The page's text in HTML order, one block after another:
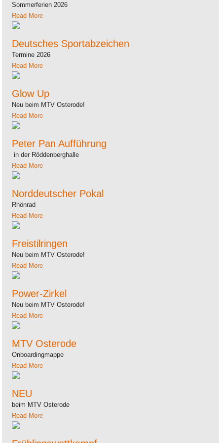
Sommerferien 2026
Read More
Deutsches Sportabzeichen
Termine 2026
Read More
Glow Up
Neu beim MTV Osterode!
Read More
Peter Pan Aufführung
in der Röddenberghalle
Read More
Norddeutscher Pokal
Rhönrad
Read More
Freistilringen
Neu beim MTV Osterode!
Read More
Power-Zirkel
Neu beim MTV Osterode!
Read More
MTV Osterode
Onboardingmappe
Read More
NEU
beim MTV Osterode
Read More